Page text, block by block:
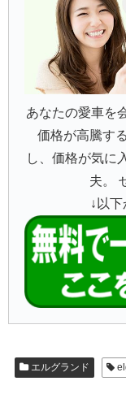
あなたの愛車を
価格が高騰す
し、価格が気に
夫。
↓以
エルグランド